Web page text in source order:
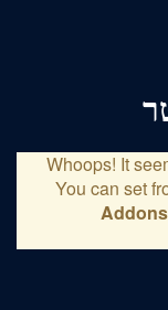
Whoops! It
You can set